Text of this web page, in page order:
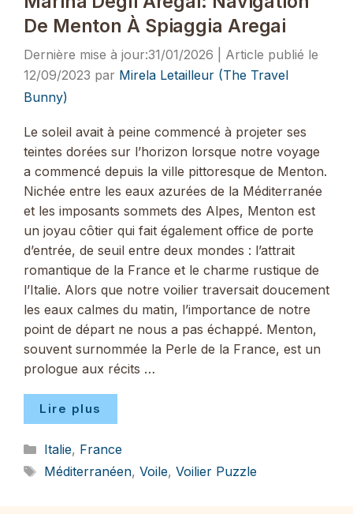
De Menton À Spiaggia Aregai
31/01/2026
12/09/2023 par Mirela Letailleur (The Travel
Bunny)
Le soleil avait à peine commencé à projeter ses
teintes dorées sur l’horizon lorsque notre voyage
a commencé depuis la ville pittoresque de Menton.
Nichée entre les eaux azurées de la Méditerranée
et les imposants sommets des Alpes, Menton est
un joyau côtier qui fait également office de porte
d’entrée, de seuil entre deux mondes : l’attrait
romantique de la France et le charme rustique de
l’Italie. Alors que notre voilier traversait doucement
les eaux calmes du matin, l’importance de notre
point de départ ne nous a pas échappé. Menton,
souvent surnommée la Perle de la France, est un
prologue aux récits …
Lire plus
Catégories
Italie, France
Étiquettes
Méditerranéen, Voile, Voilier Puzzle